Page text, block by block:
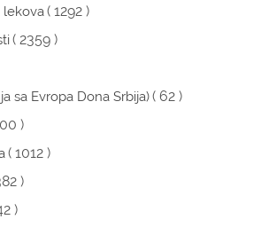
lekova( 1292 )
( 2359 )
sa Evropa Dona Srbija)( 62 )
)
( 1012 )
)
)